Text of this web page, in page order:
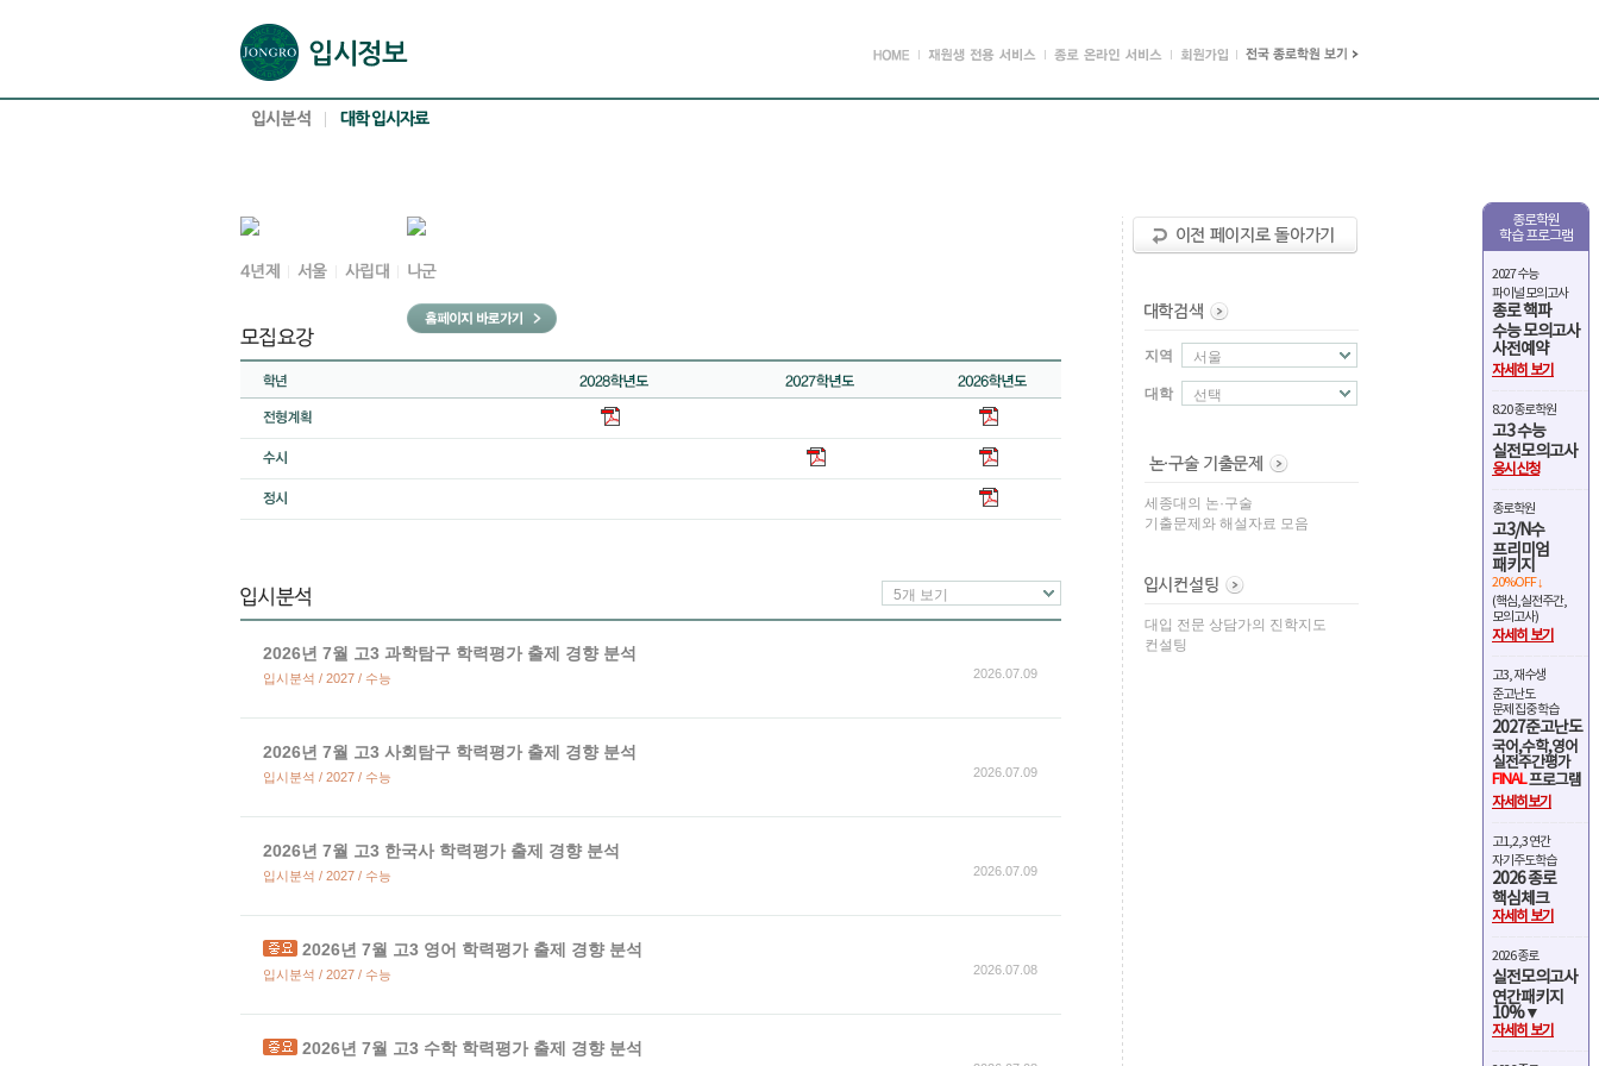
종로학원
학습 프로그램
2027 수능
파이널 모의고사
종로 핵파
수능 모의고사
사전예약
자세히 보기
8.20 종로학원
고3 수능
실전모의고사
응시신청
종로학원
고3/N수
프리미엄
패키지
20%OFF ↓
(핵심,실전주간,
모의고사)
자세히 보기
고3, 재수생
준고난도
문제 집중 학습
2027준고난도
국어,수학,영어
실전주간평가
FINAL프로그램
자세히보기
고1,2,3 연간
자기주도학습
2026 종로
핵심체크
자세히 보기
2026 종로
실전모의고사
연간패키지
10%▼
자세히 보기
5개 보기
2026년 7월 고3 과학탐구 학력평가 출제 경향 분석
입시분석 / 2027 / 수능 2026.07.09
2026년 7월 고3 사회탐구 학력평가 출제 경향 분석
입시분석 / 2027 / 수능 2026.07.09
2026년 7월 고3 한국사 학력평가 출제 경향 분석
입시분석 / 2027 / 수능 2026.07.09
2026년 7월 고3 영어 학력평가 출제 경향 분석
입시분석 / 2027 / 수능 2026.07.08
2026년 7월 고3 수학 학력평가 출제 경향 분석
지역 서울
대학 선택
세종대의 논·구술
기출문제와 해설자료 모음
대입 전문 상담가의 진학지도
컨설팅